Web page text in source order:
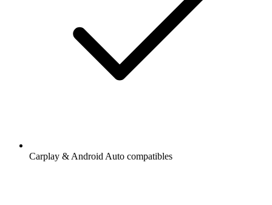
Carplay & Android Auto compatibles